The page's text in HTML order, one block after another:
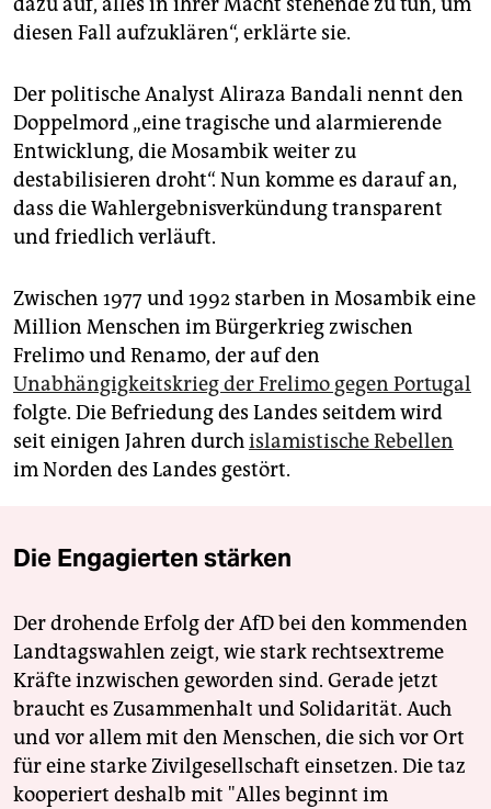
diesen Fall aufzuklären“, erklärte sie.
Der politische Analyst Aliraza Bandali nennt den
Doppelmord „eine tragische und alarmierende
Entwicklung, die Mosambik weiter zu
destabilisieren droht“. Nun komme es darauf an,
dass die Wahlergebnisverkündung transparent
und friedlich verläuft.
Zwischen 1977 und 1992 starben in Mosambik eine
Million Menschen im Bürgerkrieg zwischen
Frelimo und Renamo, der auf den
Unabhängigkeitskrieg der Frelimo gegen Portugal
folgte. Die Befriedung des Landes seitdem wird
seit einigen Jahren durchislamistische Rebellen
im Norden des Landes gestört.
Die Engagierten stärken
Der drohende Erfolg der AfD bei den kommenden
Landtagswahlen zeigt, wie stark rechtsextreme
Kräfte inzwischen geworden sind. Gerade jetzt
braucht es Zusammenhalt und Solidarität. Auch
und vor allem mit den Menschen, die sich vor Ort
für eine starke Zivilgesellschaft einsetzen. Die taz
kooperiert deshalb mit "Alles beginnt im